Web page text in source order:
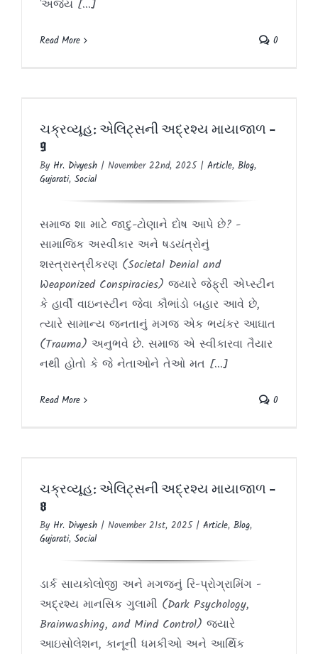
'અજેય [...]
Read More 0
Article Blog Gujarati Social
ચક્રવ્યૂહ: એલિટ્સની અદ્રશ્ય માયાજાળ –
9
By Hr. Divyesh | November 22nd, 2025 | Article, Blog,
Gujarati, Social
સમાજ શા માટે જાદુ-ટોણાને દોષ આપે છે? -
સામાજિક અસ્વીકાર અને ષડયંત્રોનું
શસ્ત્રાસ્ત્રીકરણ (Societal Denial and
Weaponized Conspiracies) જ્યારે જેફ્રી એપ્સ્ટીન
કે હાર્વી વાઇનસ્ટીન જેવા કૌભાંડો બહાર આવે છે,
ત્યારે સામાન્ય જનતાનું મગજ એક ભયંકર આઘાત
(Trauma) અનુભવે છે. સમાજ એ સ્વીકારવા તૈયાર
નથી હોતો કે જે નેતાઓને તેઓ મત [...]
Read More 0
Article Blog Gujarati Social
ચક્રવ્યૂહ: એલિટ્સની અદ્રશ્ય માયાજાળ –
8
By Hr. Divyesh | November 21st, 2025 | Article, Blog,
Gujarati, Social
ડાર્ક સાયકોલોજી અને મગજનું રિ-પ્રોગ્રામિંગ -
અદ્રશ્ય માનસિક ગુલામી (Dark Psychology,
Brainwashing, and Mind Control) જ્યારે
આઇસોલેશન, કાનૂની ધમકીઓ અને આર્થિક